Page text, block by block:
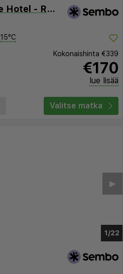
Tribe Riga City Centre Hotel - Renovated 2026
15°C
Kokonaishinta €339
€170
lue lisää
Valitse matka
1/16
▶︎